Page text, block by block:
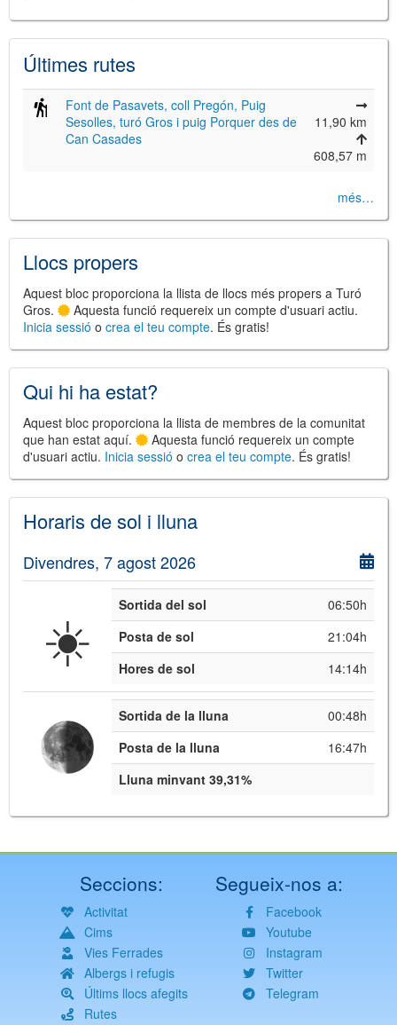
©Leaflet
JS library for interactive maps
©OpenStreetMap,OpenTopoMap
©Institut Cartogràfic i Geològic de
Catalunya (CC BY-SH 4.0)
Últimes rutes
Font de Pasavets, coll Pregón, Puig
Sesolles, turó Gros i puig Porquer des de
Can Casades
11,90 km
608,57 m
més…
Llocs propers
Aquest bloc proporciona la llista de llocs més propers a Turó
Gros.
Aquesta funció requereix un compte d'usuari actiu.
Inicia sessió o crea el teu compte. És gratis!
Qui hi ha estat?
Aquest bloc proporciona la llista de membres de la comunitat
que han estat aquí.
Aquesta funció requereix un compte
d'usuari actiu. Inicia sessió o crea el teu compte. És gratis!
Horaris de sol i lluna
Divendres, 7 agost 2026
☀️ Sortida del sol
06:50h
Posta de sol
21:04h
Hores de sol
14:14h
Sortida de la lluna
00:48h
Posta de la lluna
16:47h
Lluna minvant 39,31%
Seccions:
Activitat
Cims
Vies Ferrades
Albergs i refugis
Últims llocs afegits
Rutes
Segueix-nos a:
Facebook
Youtube
Instagram
Twitter
Telegram